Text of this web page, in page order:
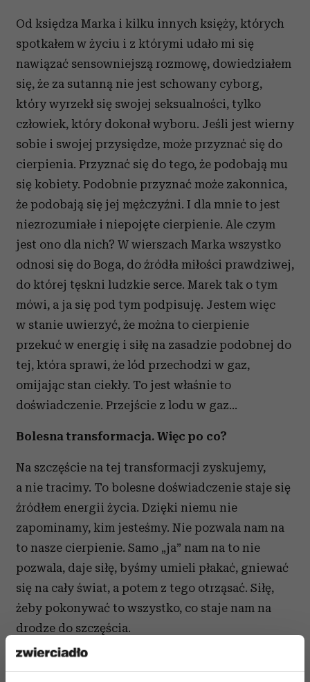
Od księdza Marka i kilku innych księży, których
spotkałem w życiu i z którymi udało mi się
nawiązać sensowniejszą rozmowę, dowiedziałem
się, że za sutanną nie jest schowany cyborg,
który wyrzekł się swojej seksualności, tylko
człowiek, który dokonał wyboru. Jeśli jest wierny
sobie i swojej przysiędze, może przyznać się do
cierpienia. Przyznać się do tego, że podobają mu
się kobiety. Podobnie przyznać może zakonnica,
że podobają się jej mężczyźni. I dla mnie to jest
niezrozumiałe i niepojęte cierpienie. Ale czym
jest ono dla nich? W wierszach Marka wszystko
odnosi się do Boga, do źródła miłości prawdziwej,
do której tęskni ludzkie serce. Marek tak o tym
mówi, a ja się pod tym podpisuję. Jestem więc
w stanie uwierzyć, że można to cierpienie
przekuć w energię i siłę na zasadzie podobnej do
tej, która sprawi, że lód przechodzi w gaz,
omijając stan ciekły. To jest właśnie to
doświadczenie. Przejście z lodu w gaz…
Bolesna transformacja. Więc po co?
Na szczęście na tej transformacji zyskujemy,
a nie tracimy. To bolesne doświadczenie staje się
źródłem energii życia. Dzięki niemu nie
zapominamy, kim jesteśmy. Nie pozwala nam na
to nasze cierpienie. Samo „ja” nam na to nie
pozwala, daje siłę, byśmy umieli płakać, gniewać
się na cały świat, a potem z tego otrząsać. Siłę,
żeby pokonywać to wszystko, co staje nam na
drodze do szczęścia.
Nasze niedoskonałości, słabości i przeciwności